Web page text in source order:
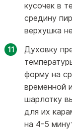
кусочек в
средину
верхушка
Духовку
форму на
временной
шарлотку
для их
на 4-5